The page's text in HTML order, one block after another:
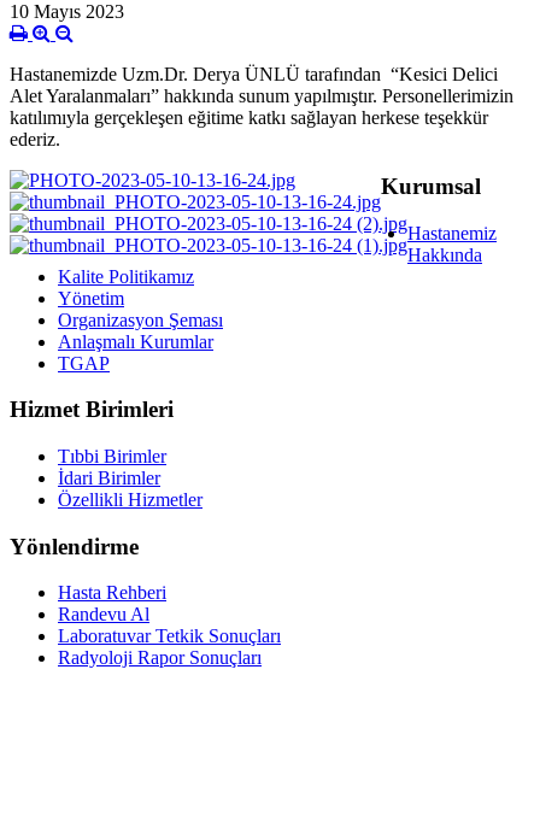
10 Mayıs 2023
Hastanemizde Uzm.Dr. Derya ÜNLÜ tarafından “Kesici Delici
Alet Yaralanmaları” hakkında sunum yapılmıştır. Personellerimizin
katılımıyla gerçekleşen eğitime katkı sağlayan herkese teşekkür
ederiz.
Kurumsal
Hastanemiz
Hakkında
Kalite Politikamız
Yönetim
Organizasyon Şeması
Anlaşmalı Kurumlar
TGAP
Hizmet Birimleri
Tıbbi Birimler
İdari Birimler
Özellikli Hizmetler
Yönlendirme
Hasta Rehberi
Randevu Al
Laboratuvar Tetkik Sonuçları
Radyoloji Rapor Sonuçları